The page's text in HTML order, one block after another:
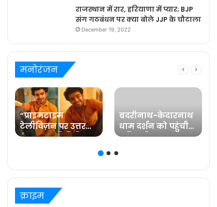
राजस्थान में रार, हरियाणा में प्यार; BJP
संग गठबंधन पर क्या बोले JJP के चौटाला
December 19, 2022
मनोरंजन
“प्राइमटाइम
टेलीविज़न पर उत्तर
प्रदेश का प्रतिनिधित्व
प्रविष्ट मिश्रा, कलर्स के
‘बरेली के बच्चन’ में
बदरीनाथ-केदारनाथ
धाम दर्शन को पहुंची
प्रसिद्ध फिल्म
क्राइम